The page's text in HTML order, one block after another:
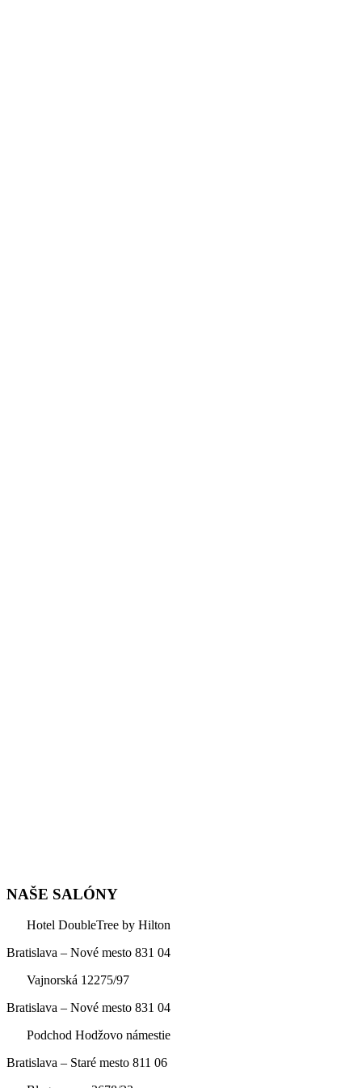
NAŠE SALÓNY
Hotel DoubleTree by Hilton
Bratislava – Nové mesto 831 04
Vajnorská 12275/97
Bratislava – Nové mesto 831 04
Podchod Hodžovo námestie
Bratislava – Staré mesto 811 06